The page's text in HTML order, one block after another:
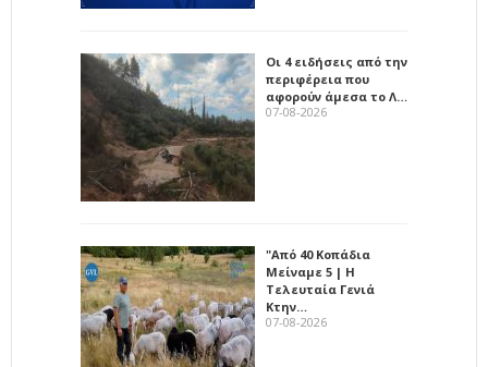
Οι 4 ειδήσεις από την
περιφέρεια που
αφορούν άμεσα το Λ…
07-08-2026
"Από 40 Κοπάδια
Μείναμε 5 | Η
Τελευταία Γενιά
Κτην…
07-08-2026